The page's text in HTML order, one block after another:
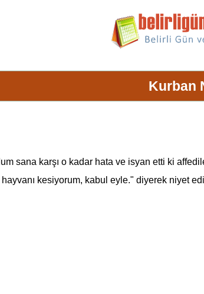
Kurban
sana karşı o kadar hata ve isyan etti ki
kesiyorum, kabul eyle." diyerek niyet